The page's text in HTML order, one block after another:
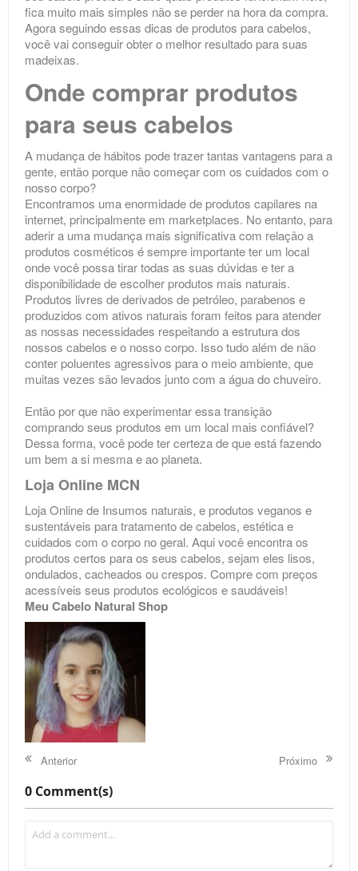
fica muito mais simples não se perder na hora da compra.
Agora seguindo essas dicas de produtos para cabelos,
você vai conseguir obter o melhor resultado para suas
madeixas.
Onde comprar produtos
para seus cabelos
A mudança de hábitos pode trazer tantas vantagens para a
gente, então porque não começar com os cuidados com o
nosso corpo?⠀
Encontramos uma enormidade de produtos capilares na
internet, principalmente em marketplaces. No entanto, para
aderir a uma mudança mais significativa com relação a
produtos cosméticos é sempre importante ter um local
onde você possa tirar todas as suas dúvidas e ter a
disponibilidade de escolher produtos mais naturais.
Produtos livres de derivados de petróleo, parabenos e
produzidos com ativos naturais foram feitos para atender
as nossas necessidades respeitando a estrutura dos
nossos cabelos e o nosso corpo. Isso tudo além de não
conter poluentes agressivos para o meio ambiente, que
muitas vezes são levados junto com a água do chuveiro.
Então por que não experimentar essa transição
comprando seus produtos em um local mais confiável?
Dessa forma, você pode ter certeza de que está fazendo
um bem a si mesma e ao planeta.
Loja Online MCN
Loja Online de Insumos naturais, e produtos veganos e
sustentáveis para tratamento de cabelos, estética e
cuidados com o corpo no geral. Aqui você encontra os
produtos certos para os seus cabelos, sejam eles lisos,
ondulados, cacheados ou crespos. Compre com preços
acessíveis seus produtos ecológicos e saudáveis!
Meu Cabelo Natural Shop
Anterior Próximo
0 Comment(s)